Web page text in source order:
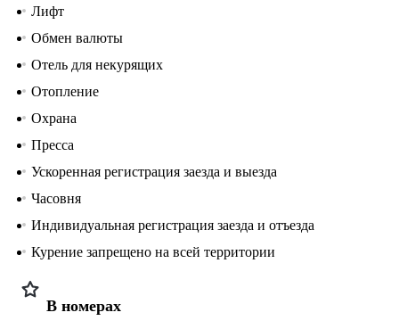
Лифт
Обмен валюты
Отель для некурящих
Отопление
Охрана
Пресса
Ускоренная регистрация заезда и выезда
Часовня
Индивидуальная регистрация заезда и отъезда
Курение запрещено на всей территории
В номерах